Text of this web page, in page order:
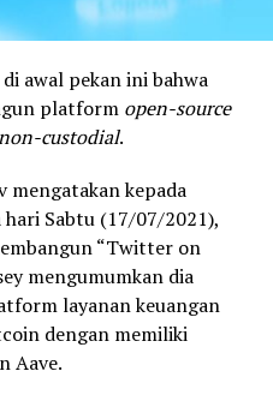
awal pekan ini bahwa
platform open-source
custodial.
mengatakan kepada
Sabtu (17/07/2021),
“Twitter on
mengumumkan dia
layanan keuangan
dengan memiliki
Aave.